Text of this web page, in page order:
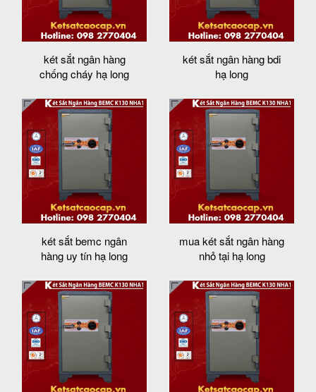
két sắt ngân hàng
chống cháy hạ long
két sắt ngân hàng bdi
hạ long
két sắt bemc ngân
hàng uy tín hạ long
mua két sắt ngân hàng
nhỏ tại hạ long